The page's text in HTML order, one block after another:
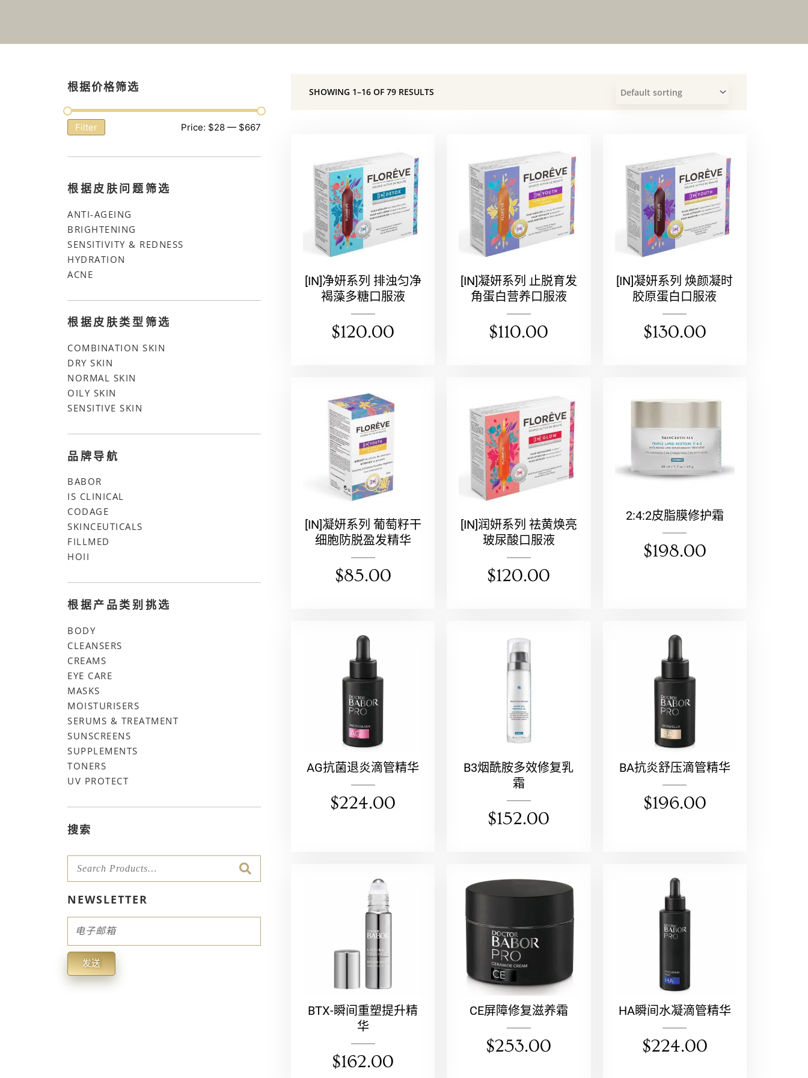
根据价格筛选
Filter Price: $28 — $667
根据皮肤问题筛选
ANTI-AGEING
BRIGHTENING
SENSITIVITY & REDNESS
HYDRATION
ACNE
根据皮肤类型筛选
COMBINATION SKIN
DRY SKIN
NORMAL SKIN
OILY SKIN
SENSITIVE SKIN
品牌导航
BABOR
IS CLINICAL
CODAGE
SKINCEUTICALS
FILLMED
HOII
根据产品类别挑选
BODY
CLEANSERS
CREAMS
EYE CARE
MASKS
MOISTURISERS
SERUMS & TREATMENT
SUNSCREENS
SUPPLEMENTS
TONERS
UV PROTECT
搜索
NEWSLETTER
Email
发送
Alternative:
SHOWING 1–16 OF 79 RESULTS
[IN]净妍系列 排浊匀净
褐藻多糖口服液
$120.00
[IN]凝妍系列 止脱育发
角蛋白营养口服液
$110.00
[IN]凝妍系列 焕颜凝时
胶原蛋白口服液
$130.00
[IN]凝妍系列 葡萄籽干
细胞防脱盈发精华
$85.00
[IN]润妍系列 祛黄焕亮
玻尿酸口服液
$120.00
2:4:2皮脂膜修护霜
$198.00
AG抗菌退炎滴管精华
$224.00
B3烟酰胺多效修复乳
霜
$152.00
BA抗炎舒压滴管精华
$196.00
BTX-瞬间重塑提升精
华
$162.00
CE屏障修复滋养霜
$253.00
HA瞬间水凝滴管精华
$224.00